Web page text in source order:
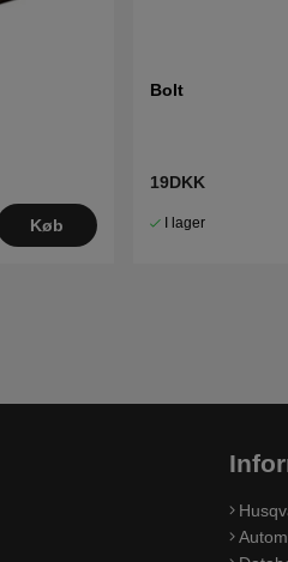
Køb
Bolt
19DKK
I lager